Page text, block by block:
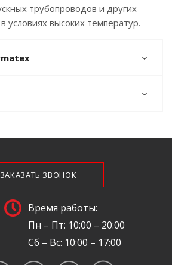
трубопроводов и других
условиях высоких температур.
ЗАКАЗАТЬ ЗВОНОК
Время работы:
Пн – Пт: 10:00 – 20:00
Сб – Вс: 10:00 – 17:00